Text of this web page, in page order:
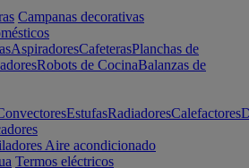
Campanas decorativas
AspiradoresCafeterasPlanchas de
Robots de CocinaBalanzas de
EstufasRadiadoresCalefactores
Aire acondicionado
Termos eléctricos